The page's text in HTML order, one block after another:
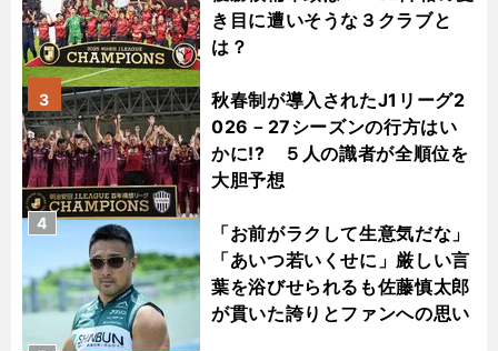
き目に遭いそうな３クラブと
は？
秋春制が導入されたJ1リーグ2
026－27シーズンの行方はい
かに!? ５人の識者が全順位を
大胆予想
3
「お前がラクして生意気だな」
「あいつ若いくせに」厳しい言
葉を浴びせられるも佐藤慎太郎
が貫いた誇りとファンへの思い
4